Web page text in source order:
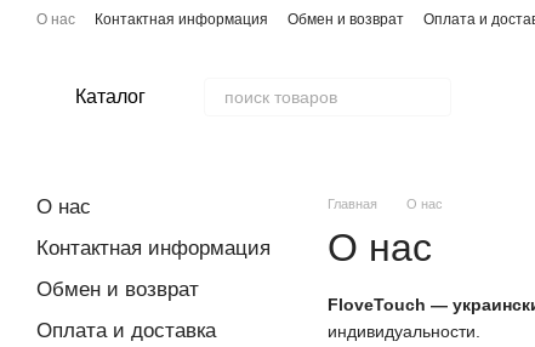
Перейти к основному контенту
О нас Контактная информация Обмен и возврат Оплата и
Каталог
Главная О нас
О нас
FloveTouch —
индивидуальности.
О нас
Контактная информация
Обмен и возврат
Оплата и доставка